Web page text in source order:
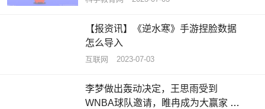
【报资讯】《逆水寒》手游捏脸数据
怎么导入
互联网 2023-07-03
李梦做出轰动决定，王思雨受到
WNBA球队邀请，睢冉成为大赢家 天